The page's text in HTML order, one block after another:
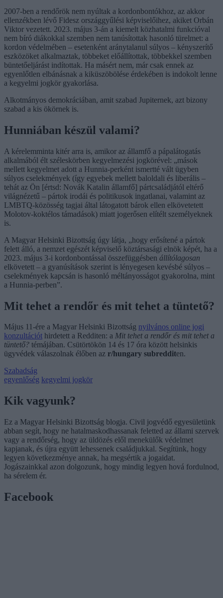
2007-ben a rendőrök nem nyúltak a kordonbontókhoz, az akkor
ellenzékben lévő Fidesz országgyűlési képviselőihez, akiket Orbán
Viktor vezetett. 2023. május 3-án a kiemelt közhatalmi funkcióval
nem bíró diákokkal szemben nem tanúsítottak hasonló türelmet: a
kordon védelmében – esetenként aránytalanul súlyos – kényszerítő
eszközöket alkalmaztak, többeket előállítottak, többekkel szemben
büntetőeljárást indítottak. Ha másért nem, már csak ennek az
egyenlőtlen elbánásnak a kiküszöbölése érdekében is indokolt lenne
a kegyelmi jogkör gyakorlása.
Alkotmányos demokráciában, amit szabad Jupiternek, azt bizony
szabad a kis ökörnek is.
Hunniában készül valami?
A kérelemminta kitér arra is, amikor az államfő a pápalátogatás
alkalmából élt széleskörben kegyelmezési jogkörével: „mások
mellett kegyelmet adott a Hunnia-perként ismertté vált ügyben
súlyos cselekmények (így egyebek mellett baloldali és liberális –
tehát az Ön [értsd: Novák Katalin államfő] pártcsaládjától eltérő
világnézetű – pártok irodái és politikusok ingatlanai, valamint az
LMBTQ-közösség tagjai által látogatott bárok ellen elkövetetett
Molotov-koktélos támadások) miatt jogerősen elítélt személyeknek
is.
A Magyar Helsinki Bizottság úgy látja, „hogy erősítené a pártok
felett álló, a nemzet egészét képviselő köztársasági elnök képét, ha a
2023. május 3-i kordonbontással összefüggésben állítólagosan
elkövetett – a gyanúsítások szerint is lényegesen kevésbé súlyos –
cselekmények kapcsán is hasonló méltányosságot gyakorolna, mint
a Hunnia-perben”.
Mit tehet a rendőr és mit tehet a tüntető?
Május 11-ére a Magyar Helsinki Bizottság nyilvános online jogi
konzultációt hirdetett a Redditen: a Mit tehet a rendőr és mit tehet a
tüntető? témájában. Csütörtökön 14 és 17 óra között helsinkis
ügyvédek válaszolnak élőben az r/hungary subredditen.
Szabadság
egyenlőség kegyelmi jogkör
Kik vagyunk?
Ez a Magyar Helsinki Bizottság blogja. Civil jogvédő egyesületünk
abban segít, hogy ne hatalmaskodhassanak feletted az állami szervek
vagy a rendőrség, hogy az üldözés elől menekülők védelmet
kapjanak, és újra együtt lehessenek családjukkal. Segítünk, hogy
legyen következménye annak, ha megsértik a jogaidat.
Jogászainkkal azon dolgozunk, hogy mindig legyen hová fordulnod,
ha sérelem ér.
Facebook